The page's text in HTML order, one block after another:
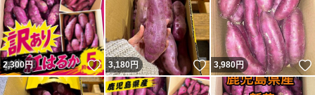
2,300円 いいね！
3,180円 いいね！
3,980円